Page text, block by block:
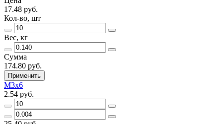
17.48 руб.
Кол-во, шт
Вес, кг
Сумма
174.80 руб.
Применить
М3х6
2.54 руб.